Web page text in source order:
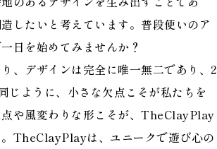
したいと考えています。普段使いのア
日を始めてみませんか？
、デザインは完全に唯一無二であり、2
じように、小さな欠点こそが私たちを
や風変わりな形こそが、TheClayPlay
TheClayPlayは、ユニークで遊び心の